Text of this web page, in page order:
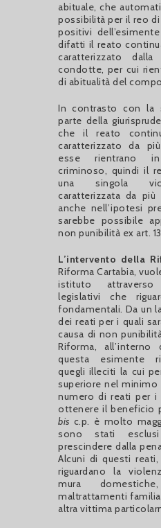
abituale, che
possibilità per il reo
positivi
difatti il reato
caratterizzato
condotte, per cui
di abitualità del
In contrasto con la
parte della
che il reato
caratterizzato da
esse rientrano
criminoso, quindi il
una singola
caratterizzata da
anche nell’ipotesi
sarebbe possibile
non punibilità ex art.
L’intervento della
Riforma Cartabia,
istituto
legislativi che
fondamentali. Da un
dei reati per i quali
causa di non
Riforma, all’interno
questa esimente
quegli illeciti la cui
superiore nel minimo
numero di reati per i
ottenere il beneficio
bis c.p. è molto
sono stati
prescindere dalla
Alcuni di questi
riguardano la
mura
maltrattamenti
altra vittima